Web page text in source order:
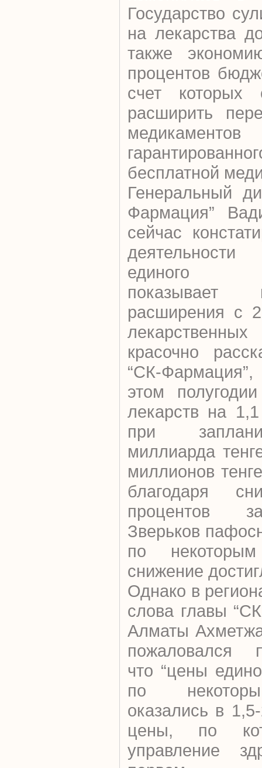
Государство
на лекарства
также
процентов
счет которых
расширить
бесплатной
Генеральный
Фармация”
сейчас
единого
показывает
расширения с
красочно
“СК-
этом
лекарств на
при
миллиарда
миллионов
благодаря
процентов
Зверьков
по
снижение
Однако в
слова главы
Алматы
пожаловался
что “цены
по
оказались в
цены, по
управление